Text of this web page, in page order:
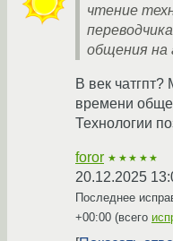
чтение
общения на
В век
времени
Технологии
foror ★★★★★
20.12.2025
Последнее
+00:00 (всего